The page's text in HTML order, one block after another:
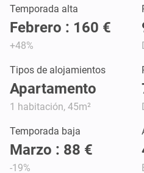
Temporada alta
Febrero : 160 €
+48%
Tipos de alojamientos
Apartamento
1 habitación, 45m²
Temporada baja
Marzo : 88 €
-19%